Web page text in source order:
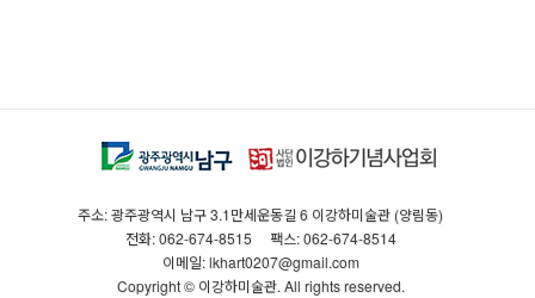
주소: 광주광역시 남구 3.1만세운동길 6 이강하미술관 (양림동)
전화: 062-674-8515
팩스: 062-674-8514
이메일: lkhart0207@gmail.com
Copyright © 이강하미술관. All rights reserved.